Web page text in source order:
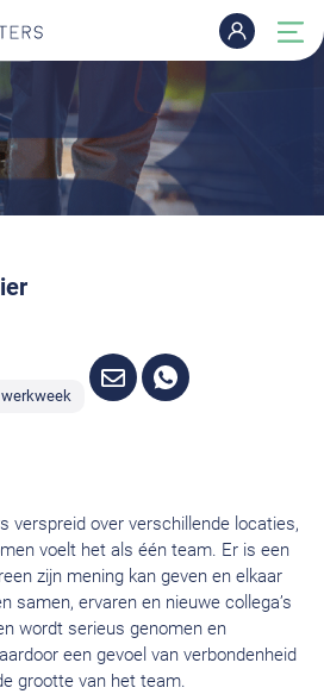
verspreid over verschillende locaties,
voelt het als één team. Er is een
zijn mening kan geven en elkaar
samen, ervaren en nieuwe collega’s
wordt serieus genomen en
een gevoel van verbondenheid
grootte van het team.